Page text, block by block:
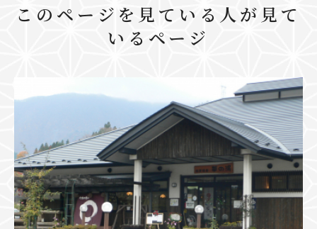
このページを見ている人が見て
いるページ